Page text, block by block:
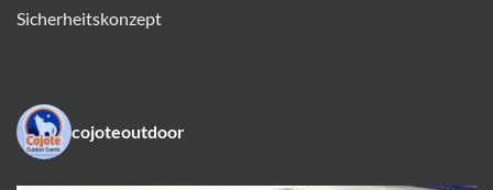
Sicherheitskonzept
cojoteoutdoor